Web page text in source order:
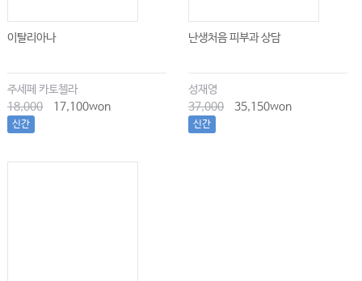
이탈리아나
주세페 카토첼라
18,000
17,100won
신간
난생처음 피부과 상담
성재영
37,000
35,150won
신간